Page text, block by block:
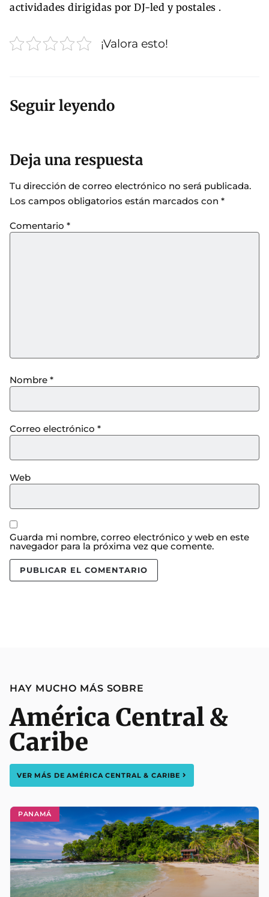
actividades dirigidas por DJ-led y postales .
¡Valora esto!
Seguir leyendo
Deja una respuesta
Tu dirección de correo electrónico no será publicada.
Los campos obligatorios están marcados con *
Comentario *
Nombre *
Correo electrónico *
Web
Guarda mi nombre, correo electrónico y web en este
navegador para la próxima vez que comente.
HAY MUCHO MÁS SOBRE
América Central &
Caribe
VER MÁS DEAMÉRICA CENTRAL & CARIBE
PANAMÁ